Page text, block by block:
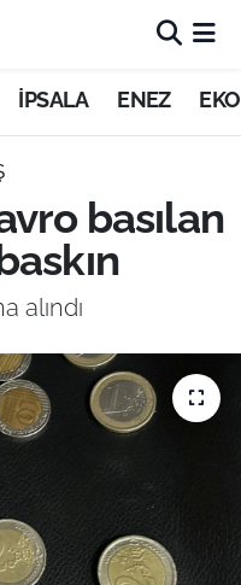
İPSALA ENEZ
basılan
alındı